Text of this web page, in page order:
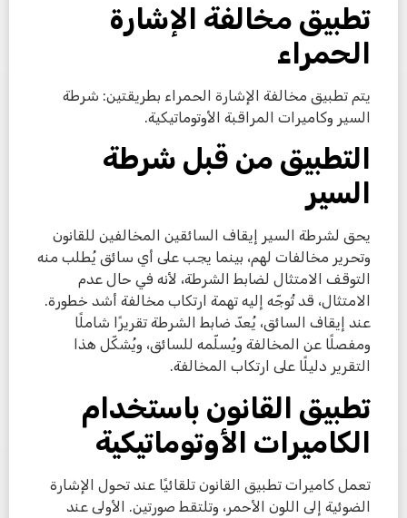
تطبيق مخالفة الإشارة
الحمراء
يتم تطبيق مخالفة الإشارة الحمراء بطريقتين: شرطة
السير وكاميرات المراقبة الأوتوماتيكية.
التطبيق من قبل شرطة
السير
يحق لشرطة السير إيقاف السائقين المخالفين للقانون
وتحرير مخالفات لهم، بينما يجب على أي سائق يُطلب منه
التوقف الامتثال لضابط الشرطة، لأنه في حال عدم
الامتثال، قد تُوجّه إليه تهمة ارتكاب مخالفة أشد خطورة.
عند إيقاف السائق، يُعدّ ضابط الشرطة تقريرًا شاملًا
ومفصلًا عن المخالفة ويُسلّمه للسائق، ويُشكّل هذا
التقرير دليلًا على ارتكاب المخالفة.
تطبيق القانون باستخدام
الكاميرات الأوتوماتيكية
تعمل كاميرات تطبيق القانون تلقائيًا عند تحول الإشارة
الضوئية إلى اللون الأحمر، وتلتقط صورتين. الأولى عند